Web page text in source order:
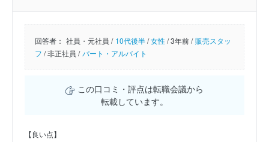
回答者： 社員・元社員 / 10代後半/女性/3年前 / 販売スタッ
フ /非正社員 / パート・アルバイト
この口コミ・評点は転職会議から
転載しています。
【良い点】